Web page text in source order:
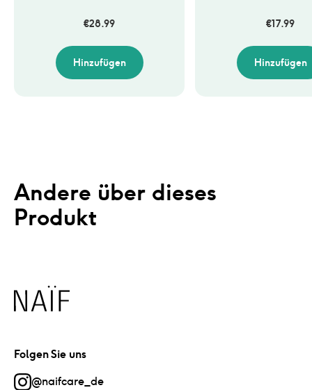
€28.99
Hinzufügen
€17.99
Hinzufügen
Andere über dieses
Produkt
Naïf
Folgen Sie uns
@naifcare_de